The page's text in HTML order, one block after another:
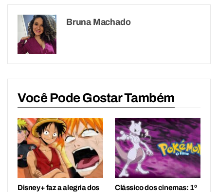
Bruna Machado
Você Pode Gostar Também
Disney+ faz a alegria dos
Clássico dos cinemas: 1º